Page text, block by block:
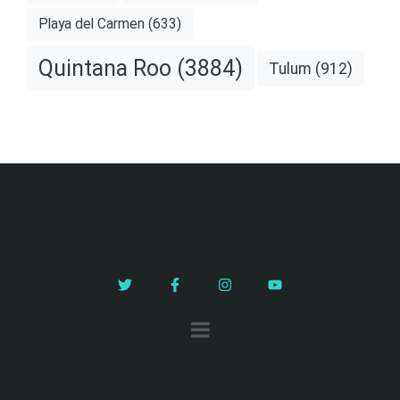
Playa del Carmen (633)
Quintana Roo (3884) Tulum (912)